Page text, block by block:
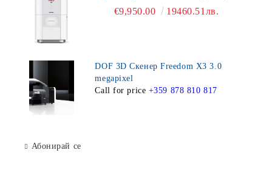
€9,950.00 19460.51лв.
DOF 3D Скенер Freedom X3 3.0
megapixel
Call for price +359 878 810 817
Абонирай се